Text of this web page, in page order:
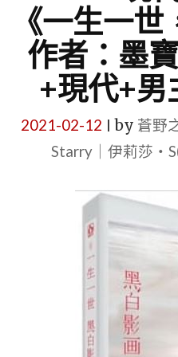
《一生一世
作者：墨
+現代+男
2021-02-12 by 蒼野
Starry｜伊莉莎・